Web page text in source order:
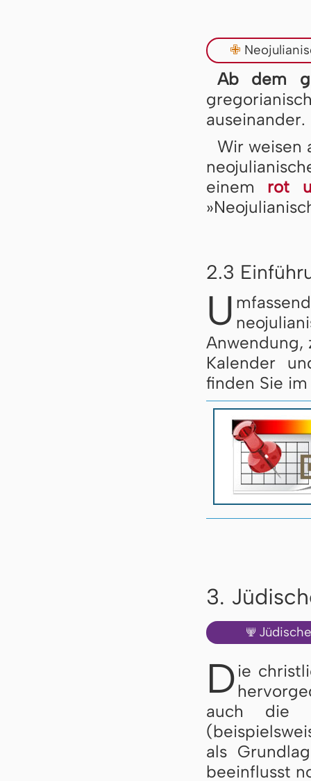
✙
Ab dem
auseinander.
Wir weisen
einem rot
2.3
U
Anwendung,
Kalender
finden Sie
3.
🕎
D ie
auch die
als
beeinflusst